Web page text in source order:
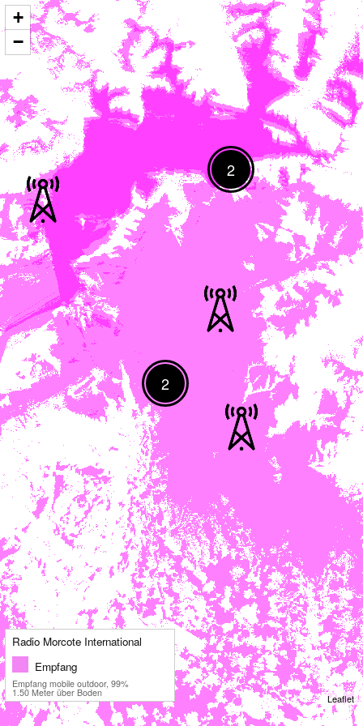
2
2
+
−
Leaflet
Radio Morcote International
Empfang
Empfang mobile outdoor, 99%
1.50 Meter über Boden